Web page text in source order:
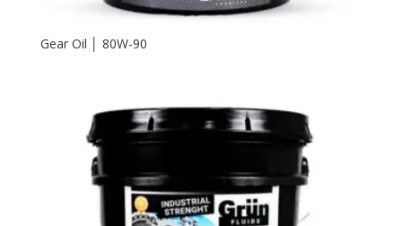
Gear Oil │ 80W-90